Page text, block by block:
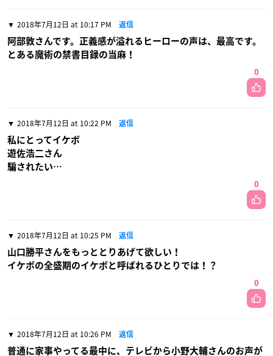
2018年7月12日 at 10:17 PM 返信
阿部敦さんです。正義感が溢れるヒーローの声は、最高です。
とある魔術の禁書目録の当麻！
0
2018年7月12日 at 10:22 PM 返信
私にとってイケボ
遊佐浩二さん
騙されたい…
0
2018年7月12日 at 10:25 PM 返信
山口勝平さんをもっととりあげて欲しい！
イケボの全盛期のイケボと呼ばれるひとりでは！？
0
2018年7月12日 at 10:26 PM 返信
普通に家事やってる最中に、テレビから小野大輔さんのお声が